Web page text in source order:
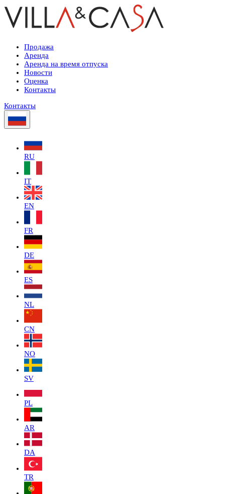
Продажа
Аренда
Аренда на время отпуска
Новости
Оценка
Контакты
Контакты
RU
IT
EN
FR
DE
ES
NL
CN
NO
SV
PL
AR
DA
TR